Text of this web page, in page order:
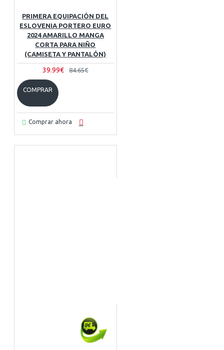
PRIMERA EQUIPACIÓN DEL
ESLOVENIA PORTERO EURO
2024 AMARILLO MANGA
CORTA PARA NIÑO
(CAMISETA Y PANTALÓN)
39.99€ 84.65€
COMPRAR
Comprar ahora